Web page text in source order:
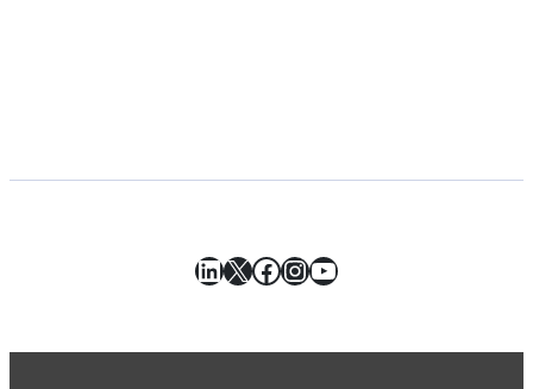
LinkedIn
X Facebook
Instagram
YouTube